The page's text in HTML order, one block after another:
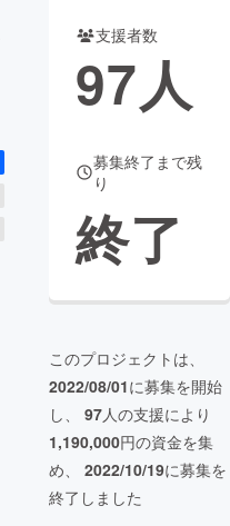
支援者数
97人
募集終了まで残
り
終了
このプロジェクトは、
2022/08/01に募集を開始
し、 97人の支援により
1,190,000円の資金を集
め、 2022/10/19に募集を
終了しました